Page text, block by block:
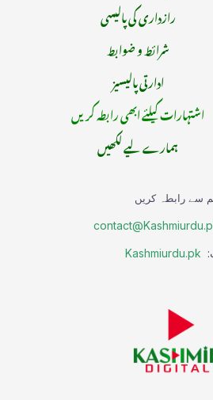
رازداری کی پالیسی
شرائط و ضوابط
ادارتی پالیسیز
اشتہارات کیلئے ابھی رابطہ کریں
ہمارے لیے لکھیں
ہم سے رابطہ کریں
Kashmiurdu.pk